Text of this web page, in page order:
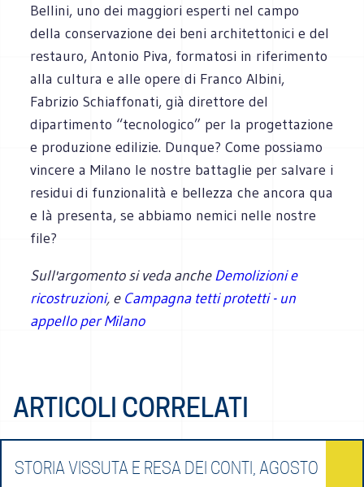
Bellini, uno dei maggiori esperti nel campo
della conservazione dei beni architettonici e del
restauro, Antonio Piva, formatosi in riferimento
alla cultura e alle opere di Franco Albini,
Fabrizio Schiaffonati, già direttore del
dipartimento “tecnologico” per la progettazione
e produzione edilizie. Dunque? Come possiamo
vincere a Milano le nostre battaglie per salvare i
residui di funzionalità e bellezza che ancora qua
e là presenta, se abbiamo nemici nelle nostre
file?
Sull'argomento si veda ancheDemolizioni e
ricostruzioni, e Campagna tetti protetti - un
appello per Milano
ARTICOLI CORRELATI
STORIA VISSUTA E RESA DEI CONTI, AGOSTO